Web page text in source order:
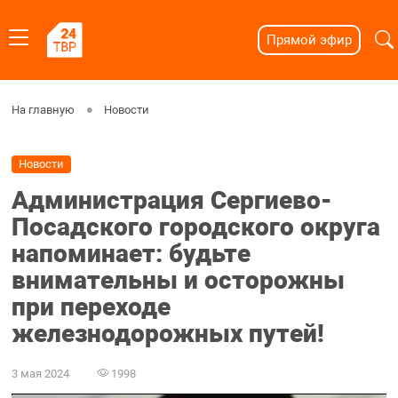
Прямой эфир
На главную Новости
Новости
Администрация Сергиево-
Посадского городского округа
напоминает: будьте
внимательны и осторожны
при переходе
железнодорожных путей!
3 мая 2024 1998